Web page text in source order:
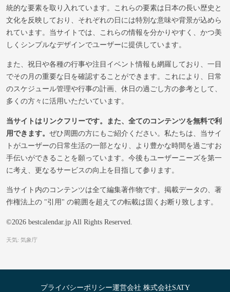
統的な要素を取り入れています。これらの要素は日本の長い歴史と
文化を反映しており、それぞれの日には特別な意味や背景が込めら
れています。当サイトでは、これらの情報を分かりやすく、かつ美
しくシンプルなデザインでユーザーに提供しています。
また、祝日や各種の行事や注目イベント情報も網羅しており、一目
でその月の重要な日を確認することができます。これにより、日常
のスケジュール管理や行事の計画、休日の過ごし方の参考として、
多くの方々に活用いただいています。
当サイトはリンクフリーです。また、全てのコンテンツを無料で利
用できます。 ぜひ周囲の方にもご紹介ください。私たちは、当サイ
トがユーザーの日常生活の一部となり、より豊かな時間を過ごすお
手伝いができることを願っています。今後もユーザーニーズを第一
に考え、更なるサービスの向上を目指して参ります。
当サイト内のコンテンツは全て編集著作物です。掲載データの、著
作権法上の "引用" の範囲を超えての転載は固くお断り致します。
©2026 bestcalendar.jp All Rights Reserved.
天気: 気象庁
プライバシーポリシー運営会社 株式会社SATY